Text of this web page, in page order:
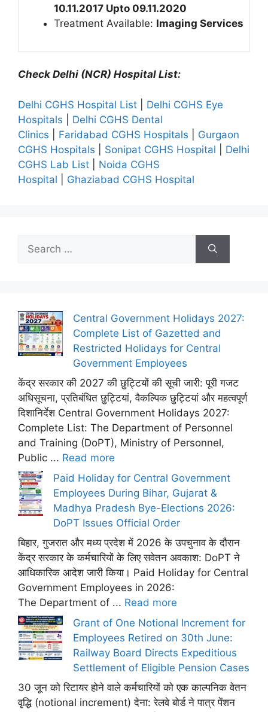
10.11.2017 Upto 09.11.2020
Treatment Available: Imaging Services
Check Delhi (NCR) Hospital List:
Delhi CGHS Hospital List
Delhi CGHS Eye
Hospitals
Delhi CGHS Dental
Clinics
Faridabad CGHS Hospitals
Gurgaon
CGHS Hospitals
Sonipat CGHS Hospital
Delhi
CGHS Lab List
Noida CGHS
Hospital
Ghaziabad CGHS Hospital
for:
Central Government Holidays 2027:
Complete List of Gazetted and
Restricted Holidays for Central
Government Employees
केंद्र सरकार की 2027 की छुट्टियों की सूची जारी: पूरी गजट
अधिसूचना, प्रतिबंधित छुट्टियां, वैकल्पिक छुट्टियां और महत्वपूर्ण
दिशानिर्देश Central Government Holidays 2027:
Complete List: The Department of Personnel
and Training (DoPT), Ministry of Personnel,
Public ... Read more
Paid Holiday for Central Government
Employees During Bihar, Gujarat &
Madhya Pradesh Bye-Elections 2026:
DoPT Issues Official Order
बिहार, गुजरात और मध्य प्रदेश में 2026 के उपचुनाव के दौरान
केंद्र सरकार के कर्मचारियों के लिए सवेतन अवकाश: DoPT ने
आधिकारिक आदेश जारी किया। Paid Holiday for Central
Government Employees in 2026:
The Department of ... Read more
Grant of One Notional Increment for
Employees Retired on 30th June:
Railway Board Directs Expeditious
Settlement of Eligible Pension Cases
30 जून को रिटायर होने वाले कर्मचारियों को एक काल्पनिक वेतन
वृद्धि (notional increment) देना: रेलवे बोर्ड ने पात्र पेंशन